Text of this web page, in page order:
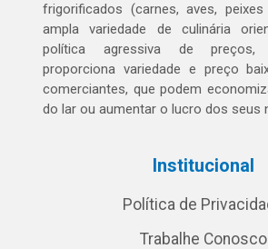
frigorificados (carnes, aves,
ampla variedade de culinária
política agressiva de preços,
proporciona variedade e preço
comerciantes, que podem
do lar ou aumentar o lucro dos seus
Institucional
Política de
Trabalhe Conosco